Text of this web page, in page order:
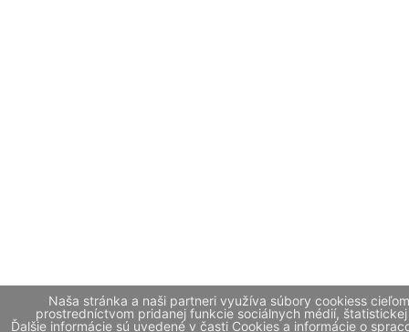
Naša stránka a naši partneri využíva súbory cookiess
prostredníctvom pridanej funkcie sociálnych médií,
Ďalšie informácie sú uvedené v časti Cookies a informácie o